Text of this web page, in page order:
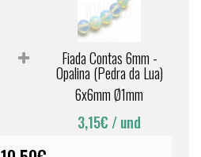
Fiada Contas 6mm -
Opalina (Pedra da Lua)
6x6mm Ø1mm
3,15€ / und